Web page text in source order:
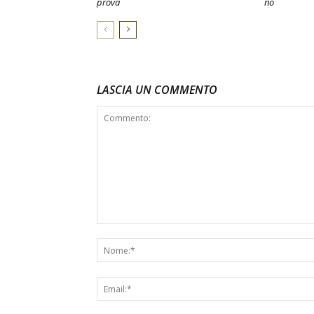
LASCIA UN COMMENTO